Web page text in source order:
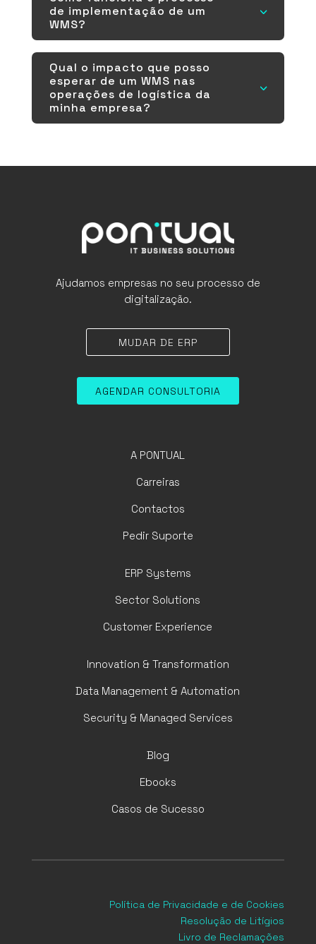
de implementação de um
WMS?
3
Qual o impacto que posso
esperar de um WMS nas
operações de logística da
minha empresa?
3
Ajudamos empresas no seu processo de
digitalização.
MUDAR DE ERP
AGENDAR CONSULTORIA
A PONTUAL
Carreiras
Contactos
Pedir Suporte
ERP Systems
Sector Solutions
Customer Experience
Innovation & Transformation
Data Management & Automation
Security & Managed Services
Blog
Ebooks
Casos de Sucesso
Política de Privacidade e de Cookies
Resolução de Litígios
Livro de Reclamações